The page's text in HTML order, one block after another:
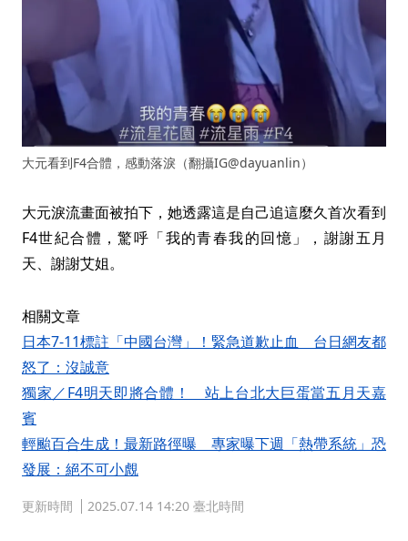
大元看到F4合體，感動落淚（翻攝IG@dayuanlin）
大元淚流畫面被拍下，她透露這是自己追這麼久首次看到
F4世紀合體，驚呼「我的青春我的回憶」，謝謝五月
天、謝謝艾姐。
相關文章
日本7-11標註「中國台灣」！緊急道歉止血 台日網友都
怒了：沒誠意
獨家／F4明天即將合體！ 站上台北大巨蛋當五月天嘉
賓
輕颱百合生成！最新路徑曝 專家曝下週「熱帶系統」恐
發展：絕不可小覤
更新時間 2025.07.14 14:20 臺北時間